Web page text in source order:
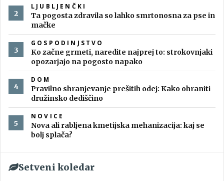
LJUBLJENČKI
Ta pogosta zdravila so lahko smrtonosna za pse in
mačke
GOSPODINJSTVO
Ko začne grmeti, naredite najprej to: strokovnjaki
opozarjajo na pogosto napako
DOM
Pravilno shranjevanje prešitih odej: Kako ohraniti
družinsko dediščino
NOVICE
Nova ali rabljena kmetijska mehanizacija: kaj se
bolj splača?
Setveni koledar